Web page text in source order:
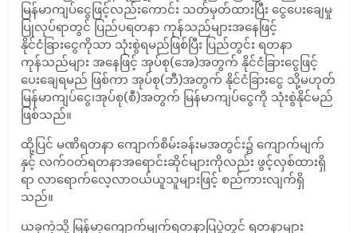
မြန်မာကျပ်ငွေဖြင့်လည်းကောင်း သတ်မှတ်ထားပြီး ငွေပေးချေမှု
ပြုလုပ်ရာတွင် ပြည်ပရတနာ ကုန်သည်များအနေဖြင့်
နိုင်ငံခြားငွေကိုသာ သုံးစွဲရမည်ဖြစ်ပြီး ပြည်တွင်း ရတနာ
ကုန်သည်များ အနေဖြင့် အုပ်စု(အေ)အတွက် နိုင်ငံခြားငွေဖြင့်
ပေးချေရမည် ဖြစ်ကာ အုပ်စု(ဘီ)အတွက် နိုင်ငံခြားငွေ သို့မဟုတ်
မြန်မာကျပ်ငွေ၊အုပ်စု(စီ)အတွက် မြန်မာကျပ်ငွေကို သုံးစွဲနိုင်မည်
ဖြစ်သည်။
ထို့ပြင် မဏိရတနာ ကျောက်စိမ်းခန်းမအတွင်း၌ ကျောက်မျက်
နှင့် လက်ဝတ်ရတနာအရောင်းဆိုင်များကိုလည်း ဖွင့်လှစ်ထားရှိ
ရာ လာရောက်လေ့လာဝယ်ယူသူများဖြင့် စည်ကားလျက်ရှိ
သည်။
ယခုကဲ့သို့ မြန်မာ့ကျောက်မျက်ရတနာပြပွဲတွင် ရတနာများ